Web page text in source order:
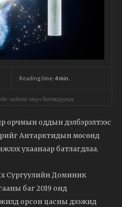
Reading time: 4 min.
хиймэл оюун боловсруулав.
орчмын оддын дэлбэрэлтээс
Антарктидын мөсөнд
ухаанаар батлагдлаа.
Сургуулийн Доминик
баг 2019 онд
жилд орсон цасны дээжид